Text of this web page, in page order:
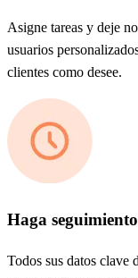
Asigne tareas y deje
usuarios
clientes como desee.
Haga
Todos sus datos clave